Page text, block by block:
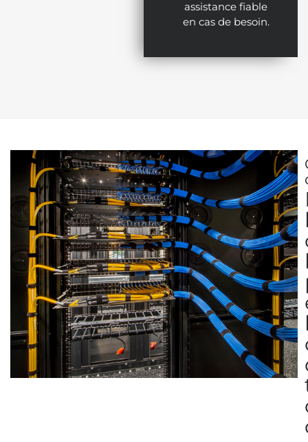
assistance fiable
en cas de besoin.